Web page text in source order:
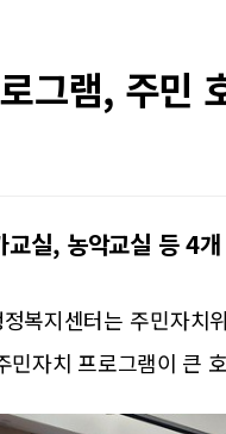
그램, 주민
실, 농악교실 등 4
복지센터는 주민자치
자치 프로그램이 큰